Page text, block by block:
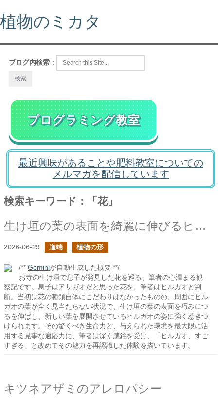
植物のミカタ
ブログ内検索 ：
プログラミング教室
最近興味があることや肥料教室についての
メルマガを配信しています
検索キーワード：「花」
生け垣の葉の表面を綺麗に伸びるヒルガオかな
2026-06-29 道端 植物の形
/** Geminiが自動生成した概要 **/
お寺の生け垣で息子が発見した花を巡る、筆者の心温まる観
察記です。息子はアサガオだと思った花を、筆者はヒルガオと判
断。当初は花の種類自体にこだわりはなかったものの、周囲にヒル
ガオの葉が全く見当たらない状況で、生け垣の葉の表面を巧みにつ
るを伸ばし、新しい葉を展開させているヒルガオの姿に強く惹きつ
けられます。その驚くべき生命力と、与えられた環境を最大限に活
用する見事な適応力に、筆者は深く感銘を受け、「ヒルガオ、すご
すぎる」と改めてその魅力を再認識した体験を描いています。
キツネアザミのアレロパシー